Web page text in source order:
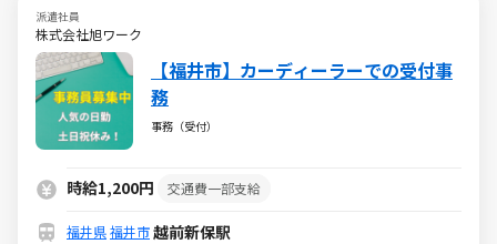
派遣社員
株式会社旭ワーク
【福井市】カーディーラーでの受付事
務
事務（受付）
時給1,200円 交通費一部支給
福井県福井市越前新保駅